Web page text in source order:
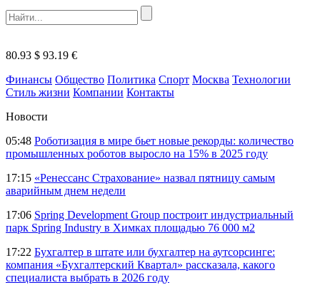
80.93 $ 93.19 €
Финансы Общество Политика Спорт Москва Технологии
Стиль жизни Компании Контакты
Новости
05:48 Роботизация в мире бьет новые рекорды: количество
промышленных роботов выросло на 15% в 2025 году
17:15 «Ренессанс Страхование» назвал пятницу самым
аварийным днем недели
17:06 Spring Development Group построит индустриальный
парк Spring Industry в Химках площадью 76 000 м2
17:22 Бухгалтер в штате или бухгалтер на аутсорсинге:
компания «Бухгалтерский Квартал» рассказала, какого
специалиста выбрать в 2026 году